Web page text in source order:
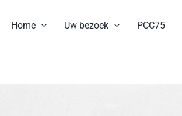
Home Uw bezoek PCC75